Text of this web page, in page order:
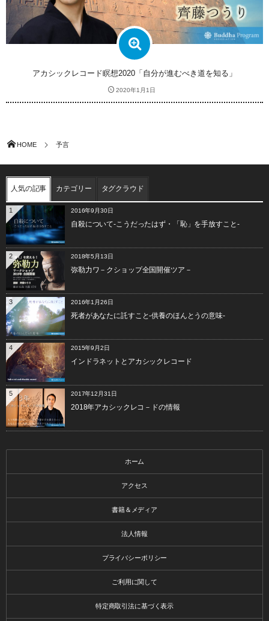
アカシックレコード瞑想2020「自分が進むべき道を知る」
2020年1月1日
HOME 予言
人気の記事 カテゴリー タグクラウド
2016年9月30日
自殺について-こうだったはず・「恥」を手放すこと-
1
2018年5月13日
弥勒力ワ－クショップ全国開催ツア－
2
2016年1月26日
死者があなたに託すこと-供養のほんとうの意味-
3
2015年9月2日
インドラネットとアカシックレコード
4
2017年12月31日
2018年アカシックレコ－ドの情報
5
ホーム
アクセス
書籍＆メディア
法人情報
プライバシーポリシー
ご利用に関して
特定商取引法に基づく表示